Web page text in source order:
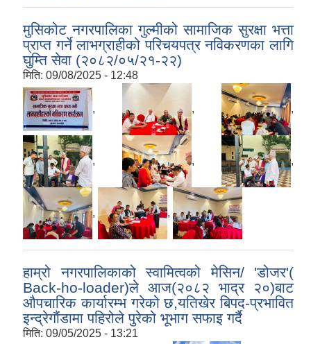
मुसिकोट नगरपालिका गुल्मीको सामाजिक सुरक्षा भत्ता
प्राप्त गर्ने लाभग्राहीको परिचयपत्र नविकरणका लागि
घुम्ति सेवा (२०८२/०५/२१-२२)
मिति: 09/08/2025 - 12:48
, , ,
, , ,
, ,
हाम्रो नगरपालिकाको स्वामित्वको मेसिन/ 'डोजर'(
Back-ho-loader)ले आज(२०८२ भाद्र २०)बाट
औपचारिक कार्यारम्भ गरेको छ,यतिखेर बिपद-प्रभावित
इन्द्रेगौंडामा पहिरोले पुरेको भूभाग सफाइ गर्दै
मिति: 09/05/2025 - 13:21